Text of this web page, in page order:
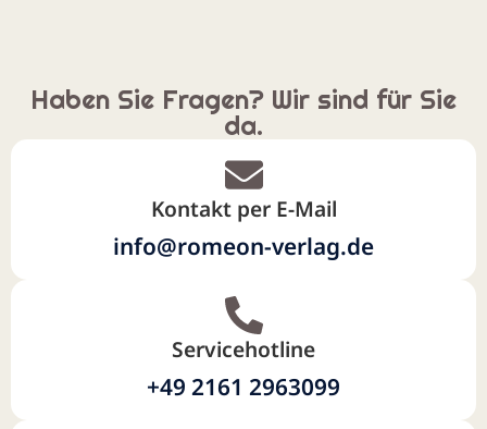
Haben Sie Fragen? Wir sind für Sie
da.
Kontakt per E-Mail
info@romeon-verlag.de
Servicehotline
+49 2161 2963099